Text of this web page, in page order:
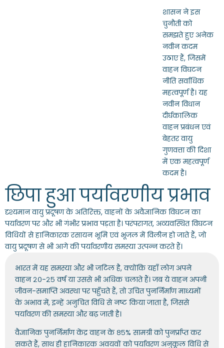
शासन ने इस
चुनौती को
समझते हुए अनेक
नवीन कदम
उठाए हैं, जिसमें
वाहन विघटन
नीति सर्वाधिक
महत्वपूर्ण है। यह
नवीन विधान
दीर्घकालिक
वाहन प्रबंधन एवं
बेहतर वायु
गुणवत्ता की दिशा
में एक महत्वपूर्ण
कदम है।
छिपा हुआ पर्यावरणीय प्रभाव
दृश्यमान वायु प्रदूषण के अतिरिक्त, वाहनों के अवैज्ञानिक विघटन का
पर्यावरण पर और भी गंभीर प्रभाव पड़ता है। परंपरागत, अव्यवस्थित विघटन
विधियों से हानिकारक रसायन भूमि एवं भूजल में विलीन हो जाते हैं, जो
वायु प्रदूषण से भी आगे की पर्यावरणीय समस्या उत्पन्न करते हैं।
भारत में यह समस्या और भी जटिल है, क्योंकि यहाँ लोग अपने
वाहन २०-२५ वर्ष या उससे भी अधिक चलाते हैं। जब ये वाहन अपनी
जीवन-समाप्ति अवस्था पर पहुँचते हैं, तो उचित पुनर्निर्माण माध्यमों
के अभाव में, इन्हें अनुचित विधि से नष्ट किया जाता है, जिससे
पर्यावरण की समस्या और बढ़ जाती है।
वैज्ञानिक पुनर्निर्माण केंद्र वाहन के ८५% सामग्री को पुनर्प्राप्त कर
सकते हैं, साथ ही हानिकारक अवयवों को पर्यावरण अनुकूल विधि से